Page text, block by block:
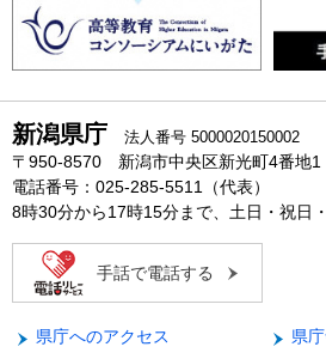
新潟県庁 法人番号 5000020150002
〒950-8570 新潟市中央区新光町4番地1
電話番号：025-285-5511（代表）
8時30分から17時15分まで、土日・祝日
手話で電話する
県庁へのアクセス 県